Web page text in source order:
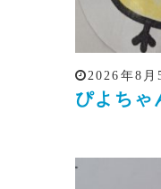
2026年8月
ぴよちゃ